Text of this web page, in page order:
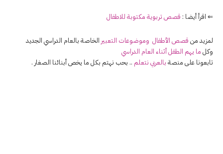
⇐ اقرأ أيضا : قصص تربوية مكتوبة للاطفال
لمزيد من قصص الأطفال وموضوعات التعبير الخاصة بالعام الدراسي الجديد
وكل ما يهم الطفل أثناء العام الدراسي
تابعونا على منصة بالعربي نتعلم .. بحب نهتم بكل ما يخص أبنائنا الصغار .